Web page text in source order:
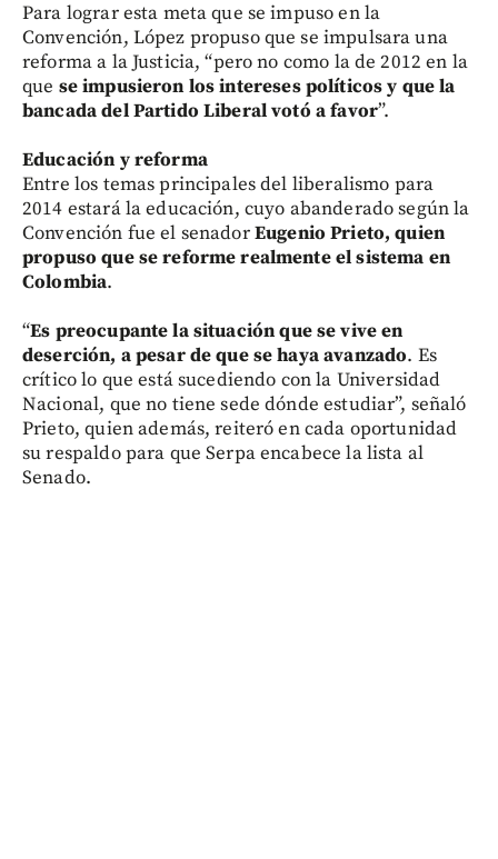
Para lograr esta meta que se impuso en la
Convención, López propuso que se impulsara una
reforma a la Justicia, “pero no como la de 2012 en la
que se impusieron los intereses políticos y que la
bancada del Partido Liberal votó a favor”.
Educación y reforma
Entre los temas principales del liberalismo para
2014 estará la educación, cuyo abanderado según la
Convención fue el senadorEugenio Prieto, quien
propuso que se reforme realmente el sistema en
Colombia.
“Es preocupante la situación que se vive en
deserción, a pesar de que se haya avanzado. Es
crítico lo que está sucediendo con la Universidad
Nacional, que no tiene sede dónde estudiar”, señaló
Prieto, quien además, reiteró en cada oportunidad
su respaldo para que Serpa encabece la lista al
Senado.